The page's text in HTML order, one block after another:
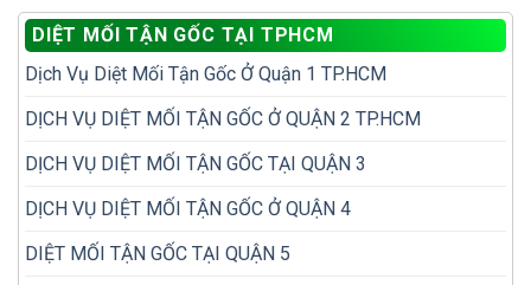
trong
nhà
hộp
nhử
mối
hiệu
hơn?
tra
mối
đồ
gỗ
trước
khi
DIỆT MỐI TẬN GỐC TẠI TPHCM
Dịch Vụ Diệt Mối Tận Gốc Ở Quận 1 TP.HCM
DỊCH VỤ DIỆT MỐI TẬN GỐC Ở QUẬN 2 TP.HCM
DỊCH VỤ DIỆT MỐI TẬN GỐC TẠI QUẬN 3
DỊCH VỤ DIỆT MỐI TẬN GỐC Ở QUẬN 4
DIỆT MỐI TẬN GỐC TẠI QUẬN 5